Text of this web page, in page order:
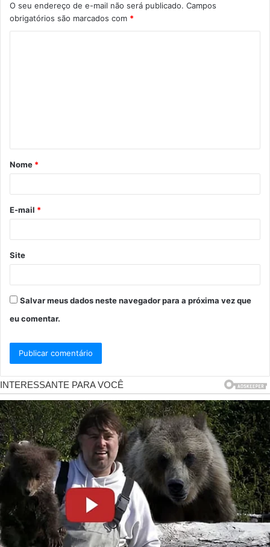
O seu endereço de e-mail não será publicado. Campos
obrigatórios são marcados com *
á
r
*
Nome *
E-mail *
Site
Salvar meus dados neste navegador para a próxima vez que
eu comentar.